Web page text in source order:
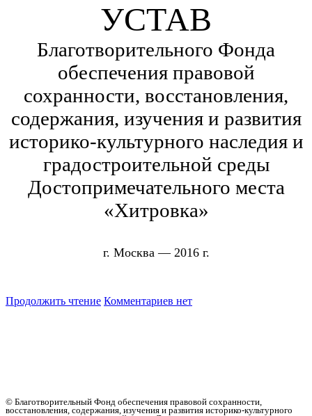
УСТАВ
Благотворительного Фонда
обеспечения правовой
сохранности, восстановления,
содержания, изучения и развития
историко-культурного наследия и
градостроительной среды
Достопримечательного места
«Хитровка»
г. Москва — 2016 г.
Продолжить чтение Комментариев нет
© Благотворительный Фонд обеспечения правовой сохранности,
восстановления, содержания, изучения и развития историко-культурного